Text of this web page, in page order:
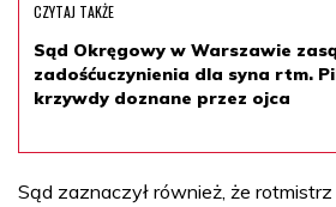
CZYTAJ TAKŻE
Sąd Okręgowy w Warszawie
zadośćuczynienia dla syna rtm.
krzywdy doznane przez ojca
Sąd zaznaczył również, że